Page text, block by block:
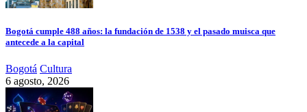
Bogotá cumple 488 años: la fundación de 1538 y el pasado muisca que
antecede a la capital
Bogotá Cultura
6 agosto, 2026